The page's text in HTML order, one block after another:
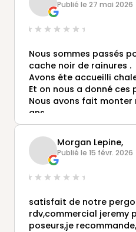
Publié le 27 mai 2026
Nous sommes passés
cache noir de rainures .
Avons éte accueilli
Et on nous a donné
Nous avons fait monter
ans.
Toujours au top
Morgan Lepine,
Publié le 15 févr. 2026
satisfait de notre
rdv,commercial jeremy
poseurs,je recommande,